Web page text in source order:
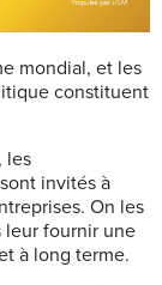
mondial, et les
constituent
les
invités à
On les
leur fournir une
à long terme.